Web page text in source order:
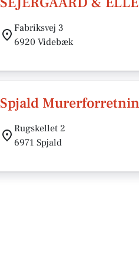
Fabriksvej 3
6920 Videbæk
Spjald
Rugskellet 2
6971 Spjald